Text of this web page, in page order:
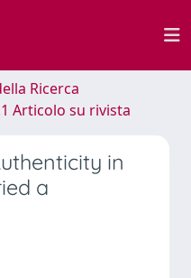
Ricerca
Articolo su rivista
in
a